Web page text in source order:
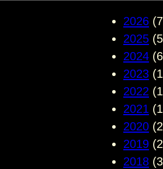
2026
2025
2024
2023
2022
2021
2020
2019
2018